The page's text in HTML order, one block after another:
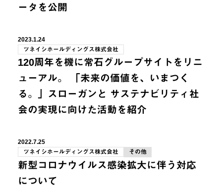
ータを公開
2023.1.24
ツネイシホールディングス株式会社
120周年を機に常石グループサイトをリニ
ューアル。 「未来の価値を、いまつく
る。」スローガンと サステナビリティ社
会の実現に向けた活動を紹介
2022.7.25
ツネイシホールディングス株式会社
その他
新型コロナウイルス感染拡大に伴う対応
について